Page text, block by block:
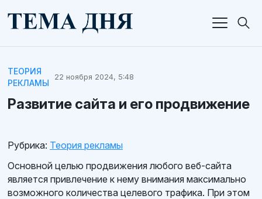
ТЕОРИЯ
РЕКЛАМЫ
22 ноября 2024, 5:48
Развитие сайта и его продвижение
Рубрика: Теория рекламы
Основной целью продвижения любого веб-сайта
является привлечение к нему внимания максимально
возможного количества целевого трафика. При этом